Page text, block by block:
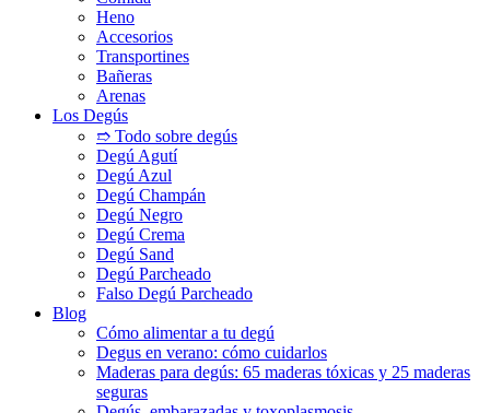
Heno
Accesorios
Transportines
Bañeras
Arenas
Los Degús
➱ Todo sobre degús
Degú Agutí
Degú Azul
Degú Champán
Degú Negro
Degú Crema
Degú Sand
Degú Parcheado
Falso Degú Parcheado
Blog
Cómo alimentar a tu degú
Degus en verano: cómo cuidarlos
Maderas para degús: 65 maderas tóxicas y 25 maderas
seguras